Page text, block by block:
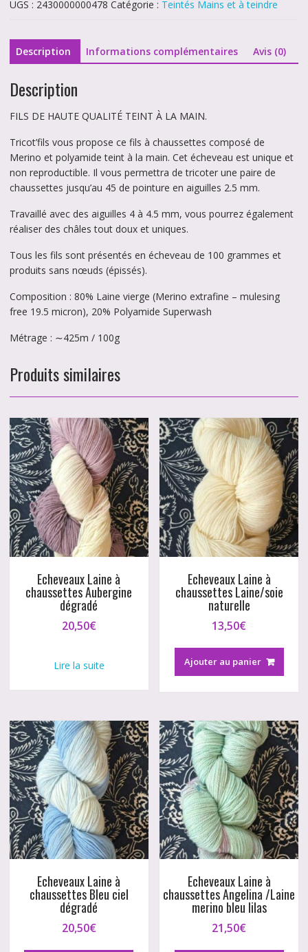
UGS : 2430000000478 Catégorie : Teintés Mains et à teindre
Description Informations complémentaires Avis (0)
Description
FILS DE HAUTE QUALITÉ TEINT À LA MAIN.
Tricot’fils vous propose ce fils à chaussettes composé de
Merino et polyamide teint à la main. Cet écheveau est unique et
non reproductible. Il vous permettra de tricoter une paire de
chaussettes jusqu’au 45 de pointure en aiguilles 2.5 mm.
Travaillé avec des aiguilles 4 à 4.5 mm, vous pourrez également
réaliser des châles tout doux et uniques.
Tous les fils sont présentés en écheveau de 100 grammes et
produits sans nœuds (épissés).
Composition : 80% Laine vierge (Merino extrafine – mulesing
free 19.5 micron), 20% Polyamide Superwash
Métrage : ∼425m / 100g
Produits similaires
Echeveaux Laine à
chaussettes Aubergine
dégradé
20,50€
Lire la suite
Echeveaux Laine à
chaussettes Laine/soie
naturelle
13,50€
Ajouter au panier
Echeveaux Laine à
chaussettes Bleu ciel
dégradé
20,50€
Echeveaux Laine à
chaussettes Angelina /Laine
merino bleu lilas
21,50€